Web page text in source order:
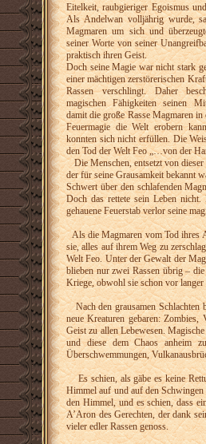
Eitelkeit, raubgieriger Egoismus
Als Andelwan volljährig wurde,
Magmaren um sich und
seiner Worte von seiner
praktisch ihren Geist.
Doch seine Magie war nicht stark
einer mächtigen zerstörerischen
Rassen verschlingt. Daher
magischen Fähigkeiten seinen
damit die große Rasse Magmaren
Feuermagie die Welt erobern
konnten sich nicht erfüllen. Die
den Tod der Welt Feo „…von der
Die Menschen, entsetzt von dieser
der für seine Grausamkeit bekannt
Schwert über den schlafenden
Doch das rettete sein Leben
gehauene Feuerstab verlor seine
Als die Magmaren vom Tod ihres
sie, alles auf ihrem Weg zu
Welt Feo. Unter der Gewalt der
blieben nur zwei Rassen übrig –
Kriege, obwohl sie schon vor
Nach den grausamen Schlachten
neue Kreaturen gebaren:
Geist zu allen Lebewesen.
und diese dem Chaos anheim
Überschwemmungen,
Es schien, als gäbe es keine
Himmel auf und auf den
den Himmel, und es schien, dass
A’Aron des Gerechten, der dank
vieler edler Rassen genoss.